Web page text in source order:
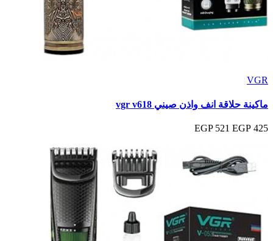
VGR
ماكينة حلاقة انف واذن صيني vgr v618
425 EGP
521 EGP